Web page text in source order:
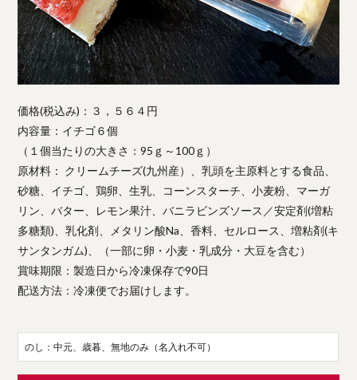
価格(税込み)：３，５６４円
内容量：イチゴ６個
（１個当たりの大きさ：95ｇ～100ｇ）
原材料： クリームチーズ(九州産）、乳頭を主原料とする食品、
砂糖、イチゴ、鶏卵、生乳、コーンスターチ、小麦粉、マーガ
リン、バター、レモン果汁、バニラビンズソース／安定剤(増粘
多糖類)、乳化剤、メタリン酸Na、香料、セルロース、増粘剤(キ
サンタンガム)、（一部に卵・小麦・乳成分・大豆を含む）
賞味期限：製造日から冷凍保存で90日
配送方法：冷凍便でお届けします。
のし：中元、歳暮、無地のみ（名入れ不可）